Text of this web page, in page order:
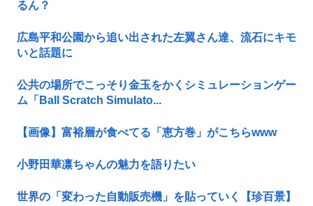
るん？
広島平和公園から追い出された左翼さん達、流石にキモ
いと話題に
公共の場所でこっそり金玉をかくシミュレーションゲー
ム「Ball Scratch Simulato...
【画像】富裕層が食べてる「恵方巻」がこちらwww
小野田華凛ちゃんの魅力を語りたい
世界の「変わった自動販売機」を貼っていく【珍百景】